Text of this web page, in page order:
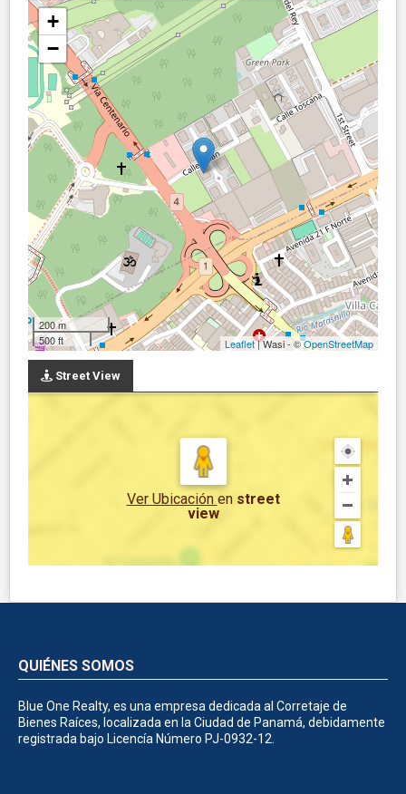
+
−
200 m
500 ft
Leaflet| Wasi - ©OpenStreetMap
Street View
Ver Ubicación en street
view
QUIÉNES SOMOS
Blue One Realty, es una empresa dedicada al Corretaje de
Bienes Raíces, localizada en la Ciudad de Panamá, debidamente
registrada bajo Licencía Número PJ-0932-12.